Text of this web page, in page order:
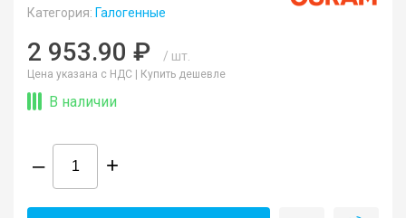
Категория: Галогенные
2 953.90 ₽ / шт.
Цена указана с НДС | Купить дешевле
В наличии
– +